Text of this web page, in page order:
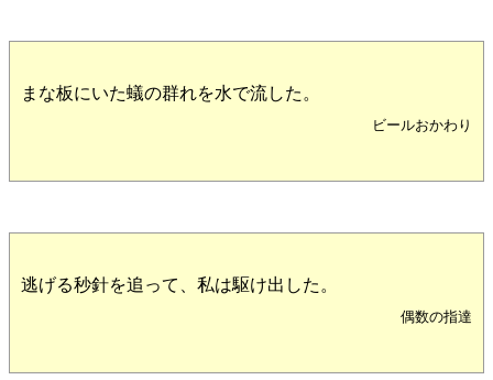
まな板にいた蟻の群れを水で流した。
ビールおかわり
逃げる秒針を追って、私は駆け出した。
偶数の指達